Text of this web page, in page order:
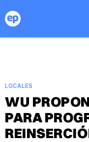
LOCALES
WU
PARA